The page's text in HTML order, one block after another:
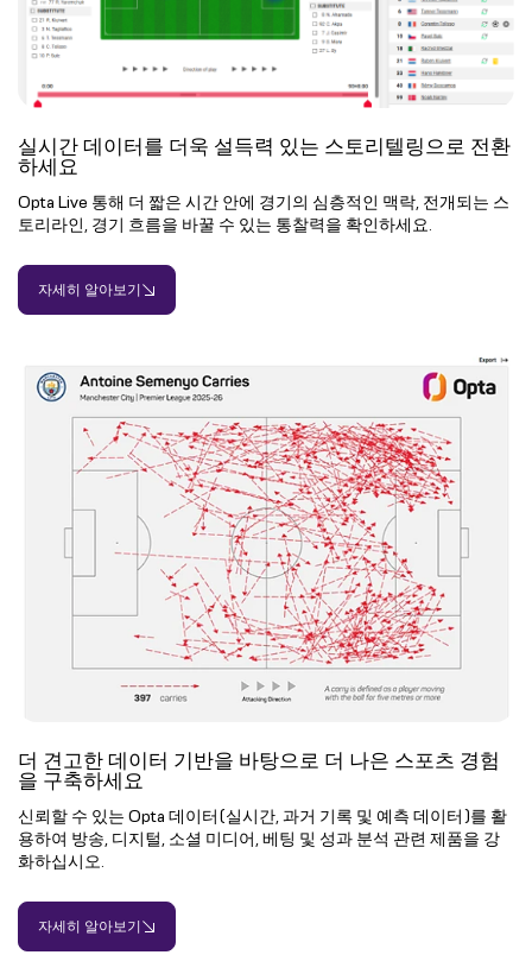
실시간 데이터를 더욱 설득력 있는 스토리텔링으로 전환
하세요
Opta Live 통해 더 짧은 시간 안에 경기의 심층적인 맥락, 전개되는 스
토리라인, 경기 흐름을 바꿀 수 있는 통찰력을 확인하세요.
자세히 알아보기
더 견고한 데이터 기반을 바탕으로 더 나은 스포츠 경험
을 구축하세요
신뢰할 수 있는 Opta 데이터(실시간, 과거 기록 및 예측 데이터)를 활
용하여 방송, 디지털, 소셜 미디어, 베팅 및 성과 분석 관련 제품을 강
화하십시오.
자세히 알아보기